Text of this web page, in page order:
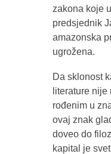
zakona koje
predsjednik
amazonska
ugrožena.
Da sklonost
literature
rođenim u
ovaj znak
doveo do
kapital je